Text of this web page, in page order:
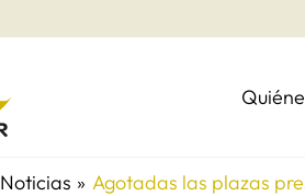
Noticias Agotadas las plazas